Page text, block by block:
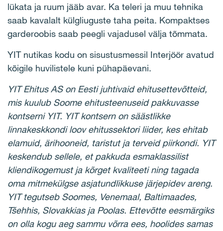
lükata ja ruum jääb avar. Ka teleri ja muu tehnika
saab kavalalt külgliuguste taha peita. Kompaktses
garderoobis saab peegli vajadusel välja tõmmata.
YIT nutikas kodu on sisustusmessil Interjöör avatud
kõigile huvilistele kuni pühapäevani.
YIT Ehitus AS on Eesti juhtivaid ehitusettevõtteid,
mis kuulub Soome ehitusteenuseid pakkuvasse
kontserni YIT. YIT kontsern on säästlikke
linnakeskkondi loov ehitussektori liider, kes ehitab
elamuid, ärihooneid, taristut ja terveid piirkondi. YIT
keskendub sellele, et pakkuda esmaklassilist
kliendikogemust ja kõrget kvaliteeti ning tagada
oma mitmekülgse asjatundlikkuse järjepidev areng.
YIT tegutseb Soomes, Venemaal, Baltimaades,
Tšehhis, Slovakkias ja Poolas. Ettevõtte eesmärgiks
on olla kogu aeg sammu võrra ees, hoolides samas